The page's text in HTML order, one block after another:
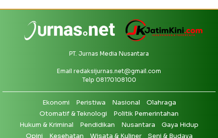
PT. Jurnas Media Nusantara
Email redaksijurnas.net@gmail.com
Telp 08170108100
Ekonomi Peristiwa Nasional
Olahraga
Otomatif & Teknologi
Politik Pemerintahan
Hukum & Kriminal
Pendidikan Nusantara
Gaya Hidup
Opini
Kesehatan Wisata & Kuliner Seni & Budaya